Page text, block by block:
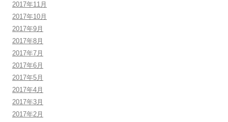
2017年11月
2017年10月
2017年9月
2017年8月
2017年7月
2017年6月
2017年5月
2017年4月
2017年3月
2017年2月